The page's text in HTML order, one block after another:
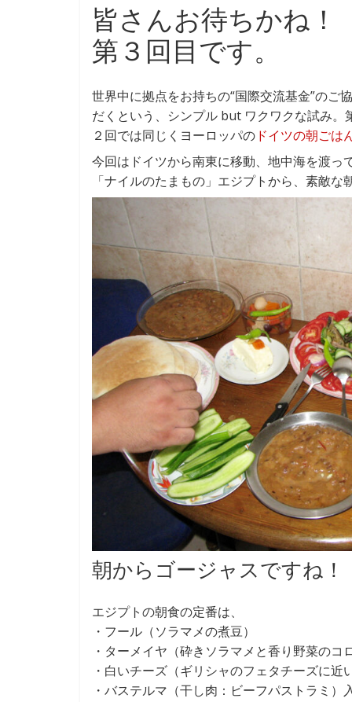
e
b
o
k
e
皆さんお待ちかね！
第３回目です。
世界中に拠点をお持ちの“国際交流基金”のご
だくという、シンプル but ワクワクな試み。
２回では同じくヨーロッパの ドイツの朝ごは
今回はドイツから南東に移動、地中海を渡
「ナイルのたまもの」エジプトから、素敵
朝からゴージャスですね！
エジプトの朝食の定番は、
・フール（ソラマメの煮豆）
・ターメイヤ（砕きソラマメと香り野菜のコ
・白いチーズ（ギリシャのフェタチーズに近
・バステルマ（干し肉：ビーフパストラミ）